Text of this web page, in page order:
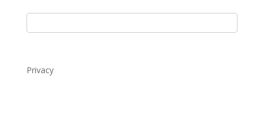
Privacy